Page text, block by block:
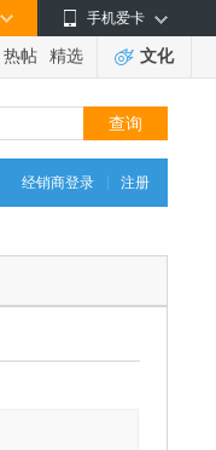
手机爱卡
热帖 精选 文化
经销商登录 注册